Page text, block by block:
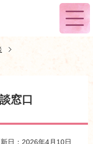
窓口
日：2026年4月10日